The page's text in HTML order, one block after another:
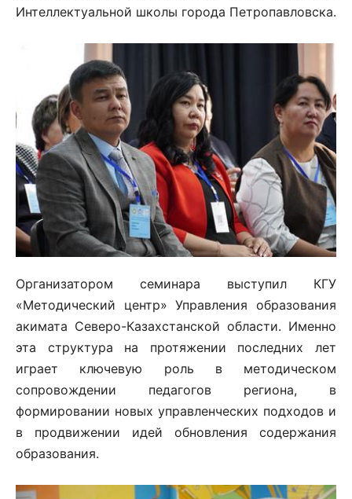
Интеллектуальной школы города Петропавловска.
Организатором семинара выступил КГУ
«Методический центр» Управления образования
акимата Северо-Казахстанской области. Именно
эта структура на протяжении последних лет
играет ключевую роль в методическом
сопровождении педагогов региона, в
формировании новых управленческих подходов и
в продвижении идей обновления содержания
образования.